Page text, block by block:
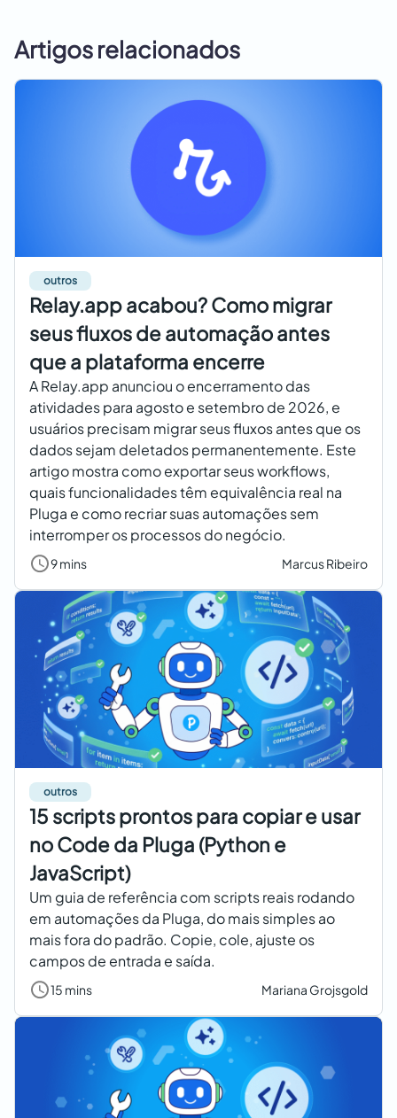
Artigos relacionados
outros
Relay.app acabou? Como migrar
seus fluxos de automação antes
que a plataforma encerre
A Relay.app anunciou o encerramento das
atividades para agosto e setembro de 2026, e
usuários precisam migrar seus fluxos antes que os
dados sejam deletados permanentemente. Este
artigo mostra como exportar seus workflows,
quais funcionalidades têm equivalência real na
Pluga e como recriar suas automações sem
interromper os processos do negócio.
9 mins Marcus Ribeiro
outros
15 scripts prontos para copiar e usar
no Code da Pluga (Python e
JavaScript)
Um guia de referência com scripts reais rodando
em automações da Pluga, do mais simples ao
mais fora do padrão. Copie, cole, ajuste os
campos de entrada e saída.
15 mins Mariana Grojsgold